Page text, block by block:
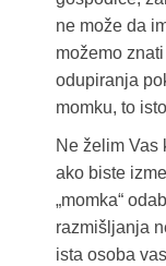
ne može da
možemo
odupiranja
momku, to
Ne želim Vas
ako biste
„momka“
razmišljanja
ista osoba